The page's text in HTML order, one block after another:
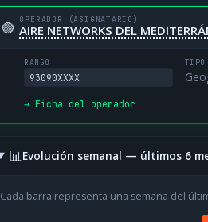
🟢 OPERADOR (ASIGNATARIO)
AIRE NETWORKS DEL
RANGO
93090XXXX
TIPO
→ Ficha del operador
📊Evolución semanal — últimos 6
Cada barra representa una semana del